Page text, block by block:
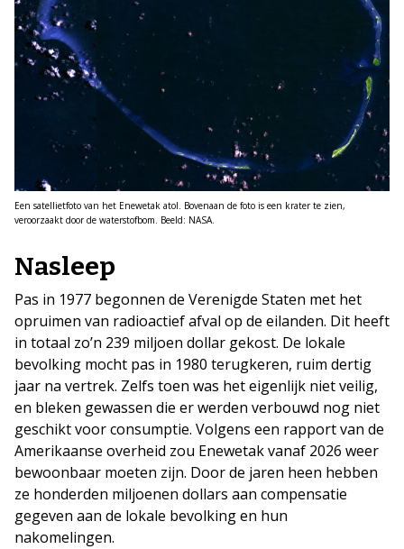
Een satellietfoto van het Enewetak atol. Bovenaan de foto is een krater te zien,
veroorzaakt door de waterstofbom. Beeld: NASA.
Nasleep
Pas in 1977 begonnen de Verenigde Staten met het
opruimen van radioactief afval op de eilanden. Dit heeft
in totaal zo’n 239 miljoen dollar gekost. De lokale
bevolking mocht pas in 1980 terugkeren, ruim dertig
jaar na vertrek. Zelfs toen was het eigenlijk niet veilig,
en bleken gewassen die er werden verbouwd nog niet
geschikt voor consumptie. Volgens een rapport van de
Amerikaanse overheid zou Enewetak vanaf 2026 weer
bewoonbaar moeten zijn. Door de jaren heen hebben
ze honderden miljoenen dollars aan compensatie
gegeven aan de lokale bevolking en hun
nakomelingen.